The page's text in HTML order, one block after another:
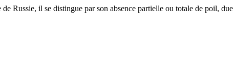
Russie, il se distingue par son absence partielle ou totale de poil,